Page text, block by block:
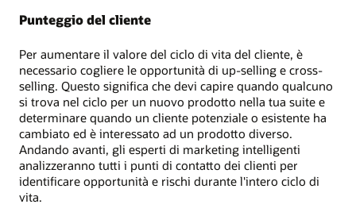
Punteggio del cliente
Per aumentare il valore del ciclo di vita del cliente, è
necessario cogliere le opportunità di up-selling e cross-
selling. Questo significa che devi capire quando qualcuno
si trova nel ciclo per un nuovo prodotto nella tua suite e
determinare quando un cliente potenziale o esistente ha
cambiato ed è interessato ad un prodotto diverso.
Andando avanti, gli esperti di marketing intelligenti
analizzeranno tutti i punti di contatto dei clienti per
identificare opportunità e rischi durante l'intero ciclo di
vita.